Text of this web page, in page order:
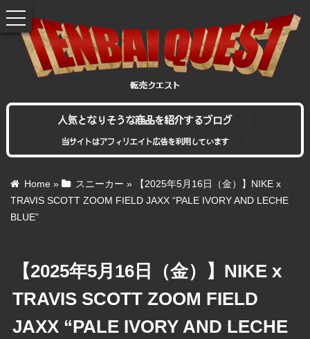
人気となりそうな商品を紹介するブログ
当サイトはアフィリエイト広告を利用しています
Home » スニーカー »
【2025年5月16日（金）】NIKE x
TRAVIS SCOTT ZOOM FIELD JAXX “PALE IVORY AND LECHE
BLUE”
【2025年5月16日（金）】NIKE x
TRAVIS SCOTT ZOOM FIELD
JAXX “PALE IVORY AND LECHE
toggle
navigation